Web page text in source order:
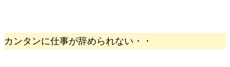
カンタンに仕事が辞められない・・